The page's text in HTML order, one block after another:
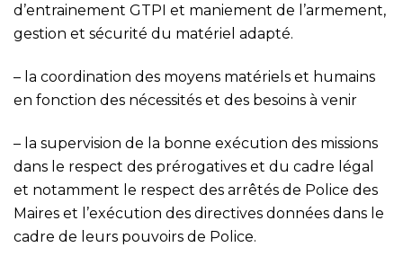
d’entrainement GTPI et maniement de l’armement,
gestion et sécurité du matériel adapté.
– la coordination des moyens matériels et humains
en fonction des nécessités et des besoins à venir
– la supervision de la bonne exécution des missions
dans le respect des prérogatives et du cadre légal
et notamment le respect des arrêtés de Police des
Maires et l’exécution des directives données dans le
cadre de leurs pouvoirs de Police.